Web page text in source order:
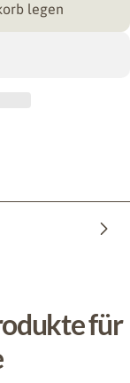
erhöhen
legen
für